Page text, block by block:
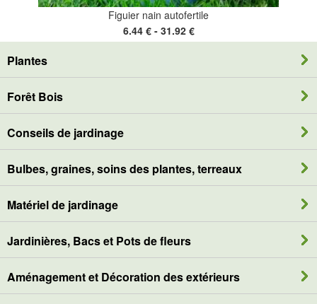
Figuier nain autofertile
6.44 € - 31.92 €
Plantes
Forêt Bois
Conseils de jardinage
Bulbes, graines, soins des plantes, terreaux
Matériel de jardinage
Jardinières, Bacs et Pots de fleurs
Aménagement et Décoration des extérieurs